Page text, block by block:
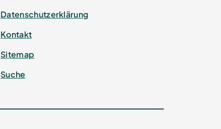
Datenschutz­erklärung
Kontakt
Sitemap
Suche